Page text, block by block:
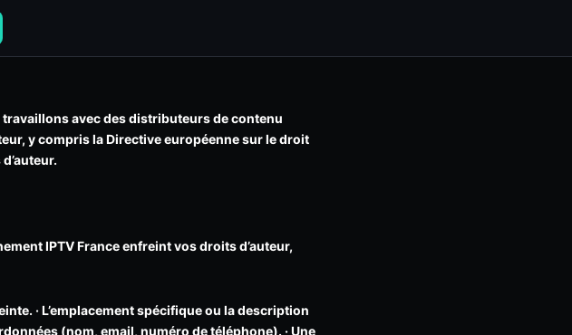
avec des distributeurs de contenu
y compris la Directive européenne sur le droit
IPTV France enfreint vos droits d’auteur,
· L’emplacement spécifique ou la description
(nom, email, numéro de téléphone). · Une